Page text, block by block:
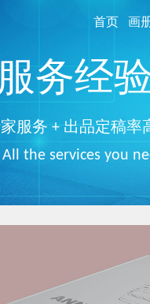
首页 画
务经
服务 + 出品定稿率
All the services you